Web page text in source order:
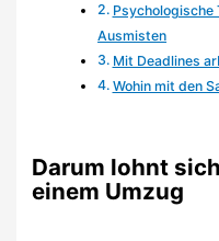
Psychologische
Ausmisten
Mit Deadlines
Wohin mit den
Darum lohnt
einem Umzug